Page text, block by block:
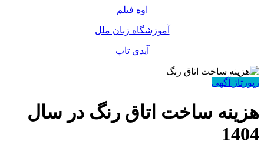
اوه فیلم
آموزشگاه زبان ملل
آیدی تاپ
رپورتاژ آگهی
هزینه ساخت اتاق رنگ در سال
1404